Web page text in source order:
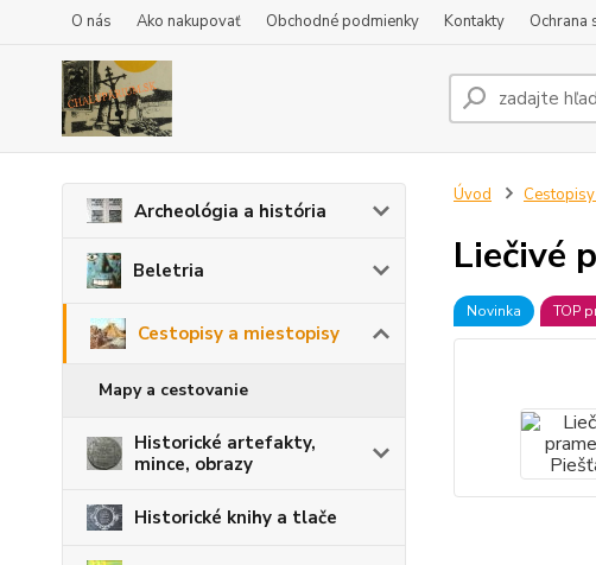
O nás Ako nakupovať Obchodné podmienky Kontakty Ochrana
Archeológia a história
Beletria
Cestopisy a miestopisy
Mapy a cestovanie
Historické artefakty,
mince, obrazy
Historické knihy a tlače
Úvod
Liečivé
Novinka TOP